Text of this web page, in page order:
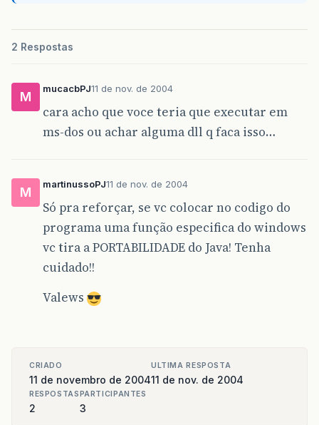
2 Respostas
M
mucacbPJ11 de nov. de 2004
cara acho que voce teria que executar em
ms-dos ou achar alguma dll q faca isso…
M
martinussoPJ11 de nov. de 2004
Só pra reforçar, se vc colocar no codigo do
programa uma função especifica do windows
vc tira a PORTABILIDADE do Java! Tenha
cuidado!!
Valews
CRIADO
11 de novembro de 2004
ULTIMA RESPOSTA
11 de nov. de 2004
RESPOSTAS
2
PARTICIPANTES
3